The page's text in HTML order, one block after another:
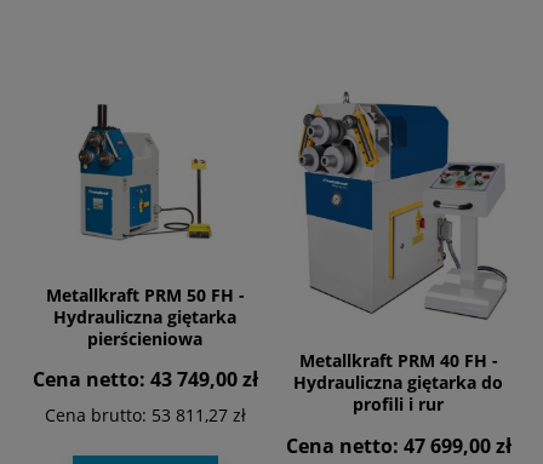
Metallkraft PRM 50 FH -
Hydrauliczna giętarka
pierścieniowa
Cena netto: 43 749,00 zł
Cena brutto: 53 811,27 zł
Metallkraft PRM 40 FH -
Hydrauliczna giętarka do
profili i rur
Cena netto: 47 699,00 zł